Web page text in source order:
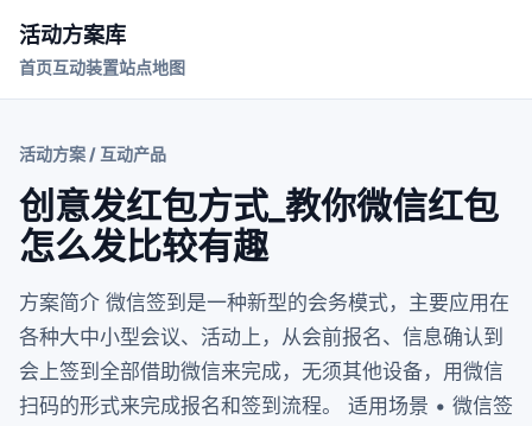
活动方案库
首页互动装置站点地图
活动方案 / 互动产品
创意发红包方式_教你微信红包
怎么发比较有趣
方案简介 微信签到是一种新型的会务模式，主要应用在
各种大中小型会议、活动上，从会前报名、信息确认到
会上签到全部借助微信来完成，无须其他设备，用微信
扫码的形式来完成报名和签到流程。 适用场景 • 微信签